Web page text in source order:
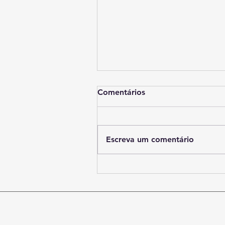
cidadã Petrolinense
Comentários
Escreva um comentário